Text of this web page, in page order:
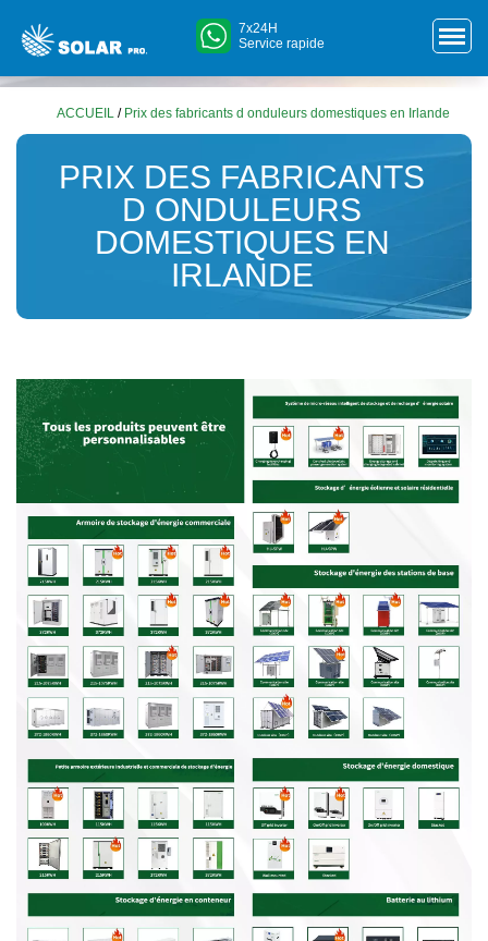
7x24H
Service rapide
ACCUEIL / Prix des fabricants d onduleurs domestiques en Irlande
PRIX DES FABRICANTS
D ONDULEURS
DOMESTIQUES EN
IRLANDE